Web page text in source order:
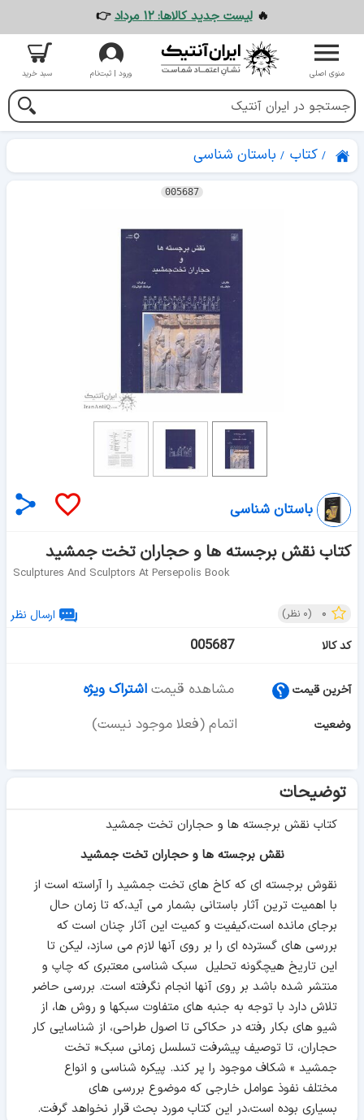
🔥لیست جدید کالاها: ۱۲ مرداد 👉
منوی اصلی ورود | ثبت‌نام سبد خرید
کتاب باستان شناسی
005687
باستان شناسی
کتاب نقش برجسته ها و حجاران تخت جمشید
Sculptures And Sculptors At Persepolis Book
۰ (۰ نظر)
ارسال نظر
کد کالا
005687
آخرین قیمت مشاهده قیمت اشتراک ویژه
وضعیت اتمام (فعلا موجود نیست)
توضیحات
کتاب نقش برجسته ها و حجاران تخت جمشید
نقش برجسته ها و حجاران تخت جمشید
نقوش برجسته ای که کاخ های تخت جمشید را آراسته است از
با اهمیت ترین آثار باستانی بشمار می آید،که تا زمان حال
برجای مانده است،کیفیت و کمیت این آثار چنان است که
بررسی های گسترده ای را بر روی آنها لازم می سازد، لیکن تا
این تاریخ هیچگونه تحلیل سبک شناسی معتبری که چاپ و
منتشر شده باشد بر روی آنها انجام نگرفته است. بررسی حاضر
تلاش دارد با توجه به جنبه های متفاوت سبکها و روش ها، از
شیو های بکار رفته در حکاکی تا اصول طراحی، از شناسایی کار
حجاران، تا توصیف پیشرفت تسلسل زمانی سبک« تخت
جمشید » شکاف موجود را پر کند. پیکره شناسی و انواع
مختلف نفوذ عوامل خارجی که موضوع بررسی های
بسیاری بوده است،در این کتاب مورد بحث قرار نخواهد گرفت.